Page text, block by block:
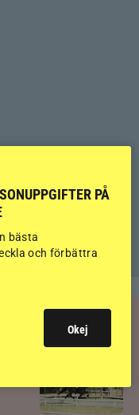
PÅ
bästa
och förbättra
Okej